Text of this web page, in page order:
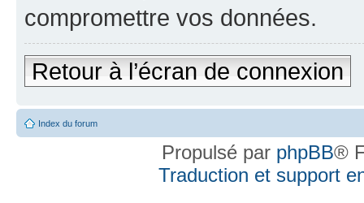
compromettre vos données.
Retour à l’écran de connexion
Index du forum
Propulsé par phpBB®
Traduction et support